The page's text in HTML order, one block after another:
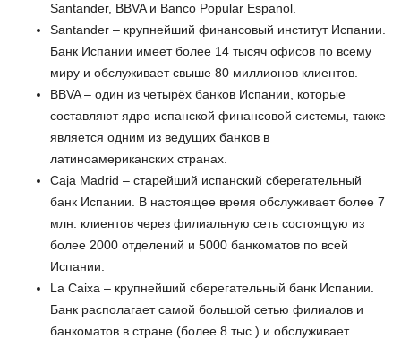
Santander, BBVA и Banco Popular Espanol.
Santander – крупнейший финансовый институт Испании.
Банк Испании имеет более 14 тысяч офисов по всему
миру и обслуживает свыше 80 миллионов клиентов.
BBVA – один из четырёх банков Испании, которые
составляют ядро испанской финансовой системы, также
является одним из ведущих банков в
латиноамериканских странах.
Caja Madrid – старейший испанский сберегательный
банк Испании. В настоящее время обслуживает более 7
млн. клиентов через филиальную сеть состоящую из
более 2000 отделений и 5000 банкоматов по всей
Испании.
La Caixa – крупнейший сберегательный банк Испании.
Банк располагает самой большой сетью филиалов и
банкоматов в стране (более 8 тыс.) и обслуживает